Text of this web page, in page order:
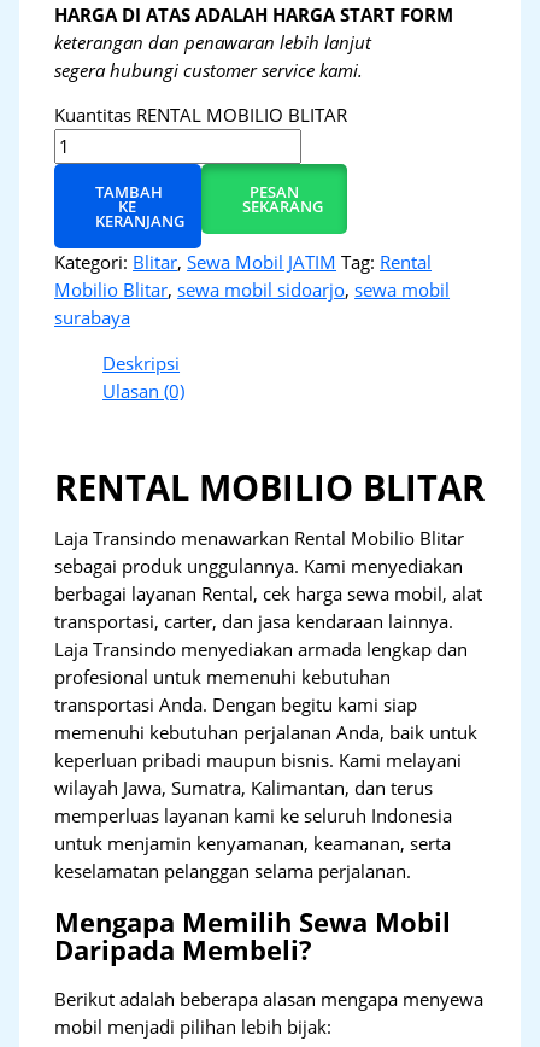
HARGA DI ATAS ADALAH HARGA START FORM
keterangan dan penawaran lebih lanjut
segera hubungi customer service kami.
Kuantitas RENTAL MOBILIO BLITAR
TAMBAH
KE
KERANJANG
PESAN
SEKARANG
Kategori: Blitar,Sewa Mobil JATIM Tag: Rental
Mobilio Blitar,sewa mobil sidoarjo,sewa mobil
surabaya
Deskripsi
Ulasan (0)
RENTAL MOBILIO BLITAR
Laja Transindo menawarkan Rental Mobilio Blitar
sebagai produk unggulannya. Kami menyediakan
berbagai layanan Rental, cek harga sewa mobil, alat
transportasi, carter, dan jasa kendaraan lainnya.
Laja Transindo menyediakan armada lengkap dan
profesional untuk memenuhi kebutuhan
transportasi Anda. Dengan begitu kami siap
memenuhi kebutuhan perjalanan Anda, baik untuk
keperluan pribadi maupun bisnis. Kami melayani
wilayah Jawa, Sumatra, Kalimantan, dan terus
memperluas layanan kami ke seluruh Indonesia
untuk menjamin kenyamanan, keamanan, serta
keselamatan pelanggan selama perjalanan.
Mengapa Memilih Sewa Mobil
Daripada Membeli?
Berikut adalah beberapa alasan mengapa menyewa
mobil menjadi pilihan lebih bijak: